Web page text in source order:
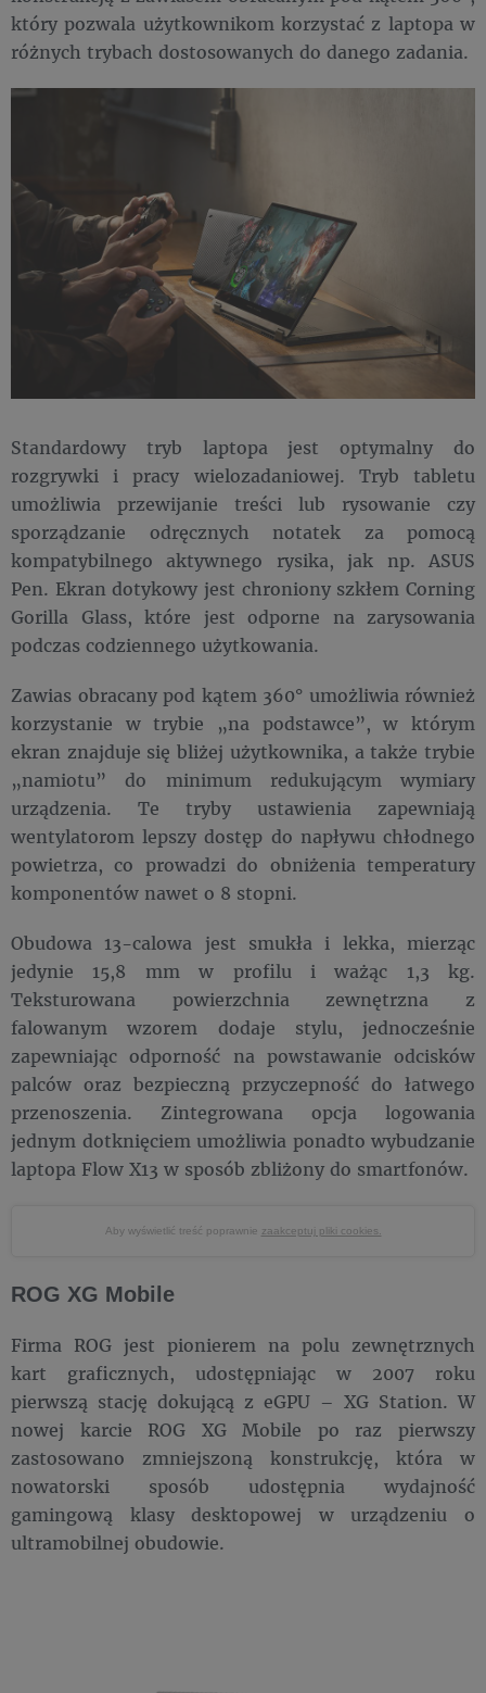
który pozwala użytkownikom korzystać z laptopa w
różnych trybach dostosowanych do danego zadania.
Standardowy tryb laptopa jest optymalny do
rozgrywki i pracy wielozadaniowej. Tryb tabletu
umożliwia przewijanie treści lub rysowanie czy
sporządzanie odręcznych notatek za pomocą
kompatybilnego aktywnego rysika, jak np. ASUS
Pen. Ekran dotykowy jest chroniony szkłem Corning
Gorilla Glass, które jest odporne na zarysowania
podczas codziennego użytkowania.
Zawias obracany pod kątem 360° umożliwia również
korzystanie w trybie „na podstawce”, w którym
ekran znajduje się bliżej użytkownika, a także trybie
„namiotu” do minimum redukującym wymiary
urządzenia. Te tryby ustawienia zapewniają
wentylatorom lepszy dostęp do napływu chłodnego
powietrza, co prowadzi do obniżenia temperatury
komponentów nawet o 8 stopni.
Obudowa 13-calowa jest smukła i lekka, mierząc
jedynie 15,8 mm w profilu i ważąc 1,3 kg.
Teksturowana powierzchnia zewnętrzna z
falowanym wzorem dodaje stylu, jednocześnie
zapewniając odporność na powstawanie odcisków
palców oraz bezpieczną przyczepność do łatwego
przenoszenia. Zintegrowana opcja logowania
jednym dotknięciem umożliwia ponadto wybudzanie
laptopa Flow X13 w sposób zbliżony do smartfonów.
Aby wyświetlić treść poprawnie zaakceptuj pliki cookies.
ROG XG Mobile
Firma ROG jest pionierem na polu zewnętrznych
kart graficznych, udostępniając w 2007 roku
pierwszą stację dokującą z eGPU – XG Station. W
nowej karcie ROG XG Mobile po raz pierwszy
zastosowano zmniejszoną konstrukcję, która w
nowatorski sposób udostępnia wydajność
gamingową klasy desktopowej w urządzeniu o
ultramobilnej obudowie.